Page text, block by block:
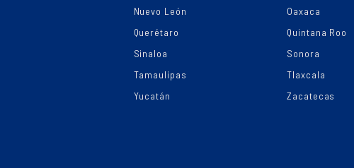
Nuevo León
Oaxaca
Querétaro
Quintana Roo
Sinaloa
Sonora
Tamaulipas
Tlaxcala
Yucatán
Zacatecas